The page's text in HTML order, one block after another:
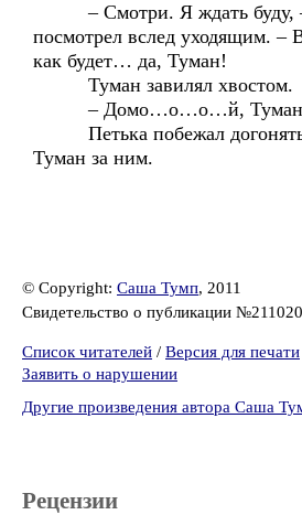
– Смотри. Я ждать буду, –
посмотрел вслед уходящим. –
как будет… да, Туман!
Туман завилял хвостом.
– Домо…о…о…й, Туман,
Петька побежал догонять
Туман за ним.
© Copyright: Саша Тумп, 2011
Свидетельство о публикации
Список читателей / Версия для печати
Заявить о нарушении
Другие произведения автора Саша
Рецензии